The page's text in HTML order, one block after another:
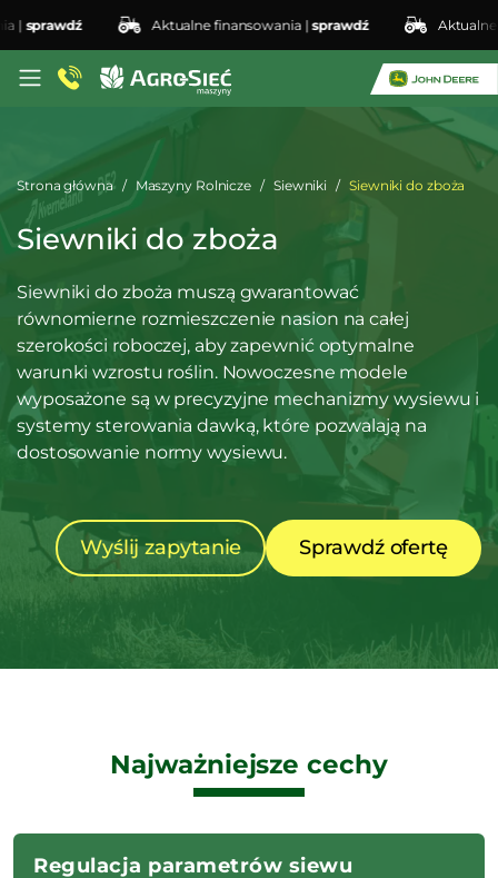
sprawdź Aktualne finansowania |sprawdź Aktualne
Strona główna Maszyny Rolnicze Siewniki Siewniki do zboża
Siewniki do zboża
Siewniki do zboża muszą gwarantować
równomierne rozmieszczenie nasion na całej
szerokości roboczej, aby zapewnić optymalne
warunki wzrostu roślin. Nowoczesne modele
wyposażone są w precyzyjne mechanizmy wysiewu i
systemy sterowania dawką, które pozwalają na
dostosowanie normy wysiewu.
Wyślij zapytanie Sprawdź ofertę
Najważniejsze cechy
Regulacja parametrów siewu